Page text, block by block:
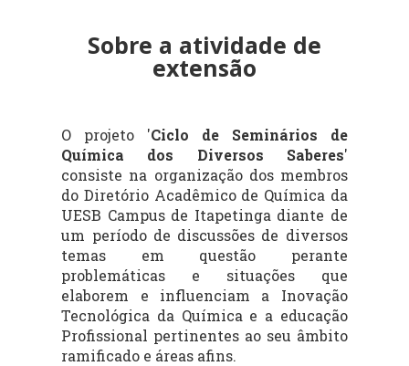
Sobre a atividade de
extensão
O projeto 'Ciclo de Seminários de
Química dos Diversos Saberes'
consiste na organização dos membros
do Diretório Acadêmico de Química da
UESB Campusde Itapetinga diante de
um período de discussões de diversos
temas em questão perante
problemáticas e situações que
elaborem e influenciam a Inovação
Tecnológica da Química e a educação
Profissional pertinentes ao seu âmbito
ramificado e áreas afins.